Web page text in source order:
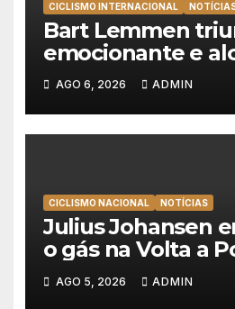
CICLISMO INTERNACIONAL
Bart Lemmen
emocionante e
primeira vitória da
Volta à Polónia
AGO 6, 2026 ADMIN
CICLISMO NACIONAL NOTÍCIAS
Julius Johansen
o gás na Volta a
lidera dobradinha
Team Emirates
AGO 5, 2026 ADMIN